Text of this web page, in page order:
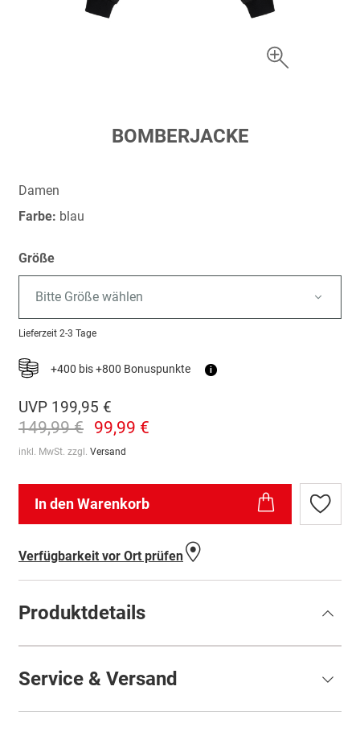
springen
BOMBERJACKE
Damen
Farbe: blau
Größe
Bitte Größe wählen
Lieferzeit 2-3 Tage
+400 bis +800 Bonuspunkte i
UVP 199,95 €
149,99 € 99,99 €
inkl. MwSt. zzgl. Versand
In den Warenkorb
Zur
Verfügbarkeit vor Ort prüfen
Produktdetails
Service & Versand